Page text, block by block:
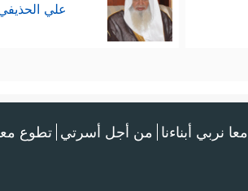
علي
معا نربي أبناءنا من أجل أسرتي تطوع